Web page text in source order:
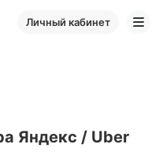
Личный кабинет
Яндекс / Uber